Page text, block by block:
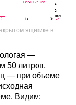
ящикике в
—
50 литров,
— при объеме
Видим: